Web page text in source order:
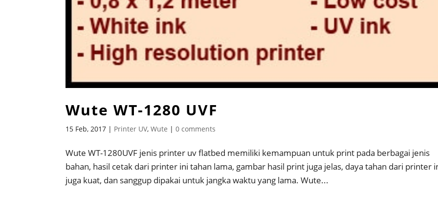
Wute WT-1280 UVF
15 Feb, 2017 | Printer UV,Wute |0 comments
Wute WT-1280UVF jenis printer uv flatbed memiliki kemampuan untuk print pada berbagai jenis
bahan, hasil cetak dari printer ini tahan lama, gambar hasil print juga jelas, daya tahan dari printer
juga kuat, dan sanggup dipakai untuk jangka waktu yang lama. Wute...